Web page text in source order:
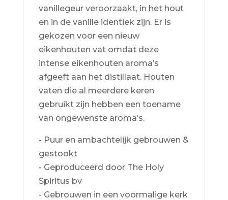
vanillegeur veroorzaakt, in het hout
en in de vanille identiek zijn. Er is
gekozen voor een nieuw
eikenhouten vat omdat deze
intense eikenhouten aroma’s
afgeeft aan het distillaat. Houten
vaten die al meerdere keren
gebruikt zijn hebben een toename
van ongewenste aroma’s.
- Puur en ambachtelijk gebrouwen &
gestookt
- Geproduceerd door The Holy
Spiritus bv
- Gebrouwen in een voormalige kerk